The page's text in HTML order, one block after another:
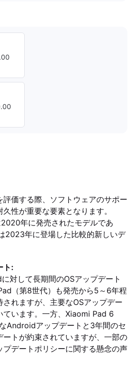
評価する際、ソフトウェアのサポー
久性が重要な要素となります。
年に発売されたモデルであ
2023年に登場した比較的新しいデ
ト:
対して長期間のOSアップデート
（第8世代）も発売から5～6年程
されますが、主要なOSアップデー
ています。一方、Xiaomi Pad 6
Androidアップデートと3年間のセ
ートが約束されていますが、一部の
プデートポリシーに関する懸念の声